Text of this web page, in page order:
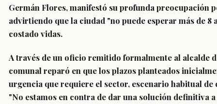
Germán Flores, manifestó su profunda preocupación
advirtiendo que la ciudad "no puede esperar más de
costado vidas.
A través de un oficio remitido formalmente al alcalde
comunal reparó en que los plazos planteados
urgencia que requiere el sector, escenario habitual
"No estamos en contra de dar una solución definitiva